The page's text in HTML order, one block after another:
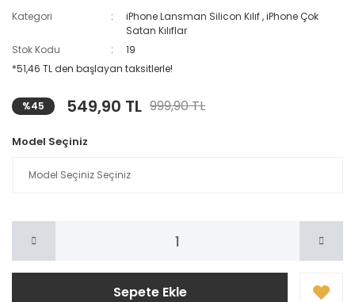
Kategori iPhone Lansman Silicon Kılıf,iPhone Çok
Satan Kılıflar
Stok Kodu
19
*51,46 TL den başlayan taksitlerle!
%45 549,90 TL 999,90 TL
Model Seçiniz
Sepete Ekle